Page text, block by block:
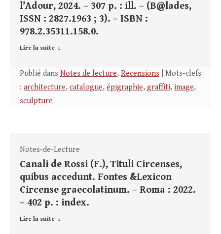
l’Adour, 2024. – 307 p. : ill. – (B@lades,
ISSN : 2827.1963 ; 3). – ISBN :
978.2.35311.158.0.
Lire la suite
Publié dans Notes de lecture, Recensions | Mots-clefs
: architecture, catalogue, épigraphie, graffiti, image,
sculpture
Notes-de-Lecture
Canali de Rossi (F.), Tituli Circenses,
quibus accedunt. Fontes &Lexicon
Circense graecolatinum. – Roma : 2022.
– 402 p. : index.
Lire la suite